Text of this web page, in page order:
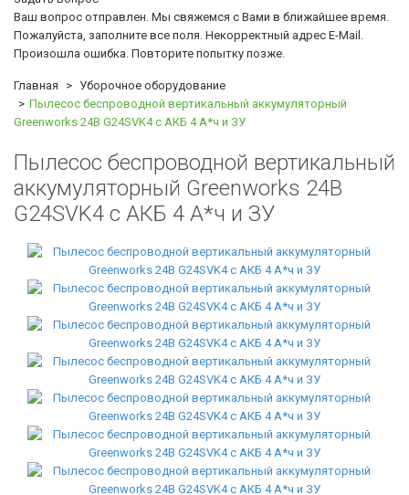
Ваш вопрос отправлен. Мы свяжемся с Вами в ближайшее время.
Пожалуйста, заполните все поля. Некорректный адрес E-Mail.
Произошла ошибка. Повторите попытку позже.
Главная
Уборочное оборудование
Пылесос беспроводной вертикальный аккумуляторный
Greenworks 24В G24SVK4 с АКБ 4 А*ч и ЗУ
Пылесос беспроводной вертикальный
аккумуляторный Greenworks 24В
G24SVK4 с АКБ 4 А*ч и ЗУ